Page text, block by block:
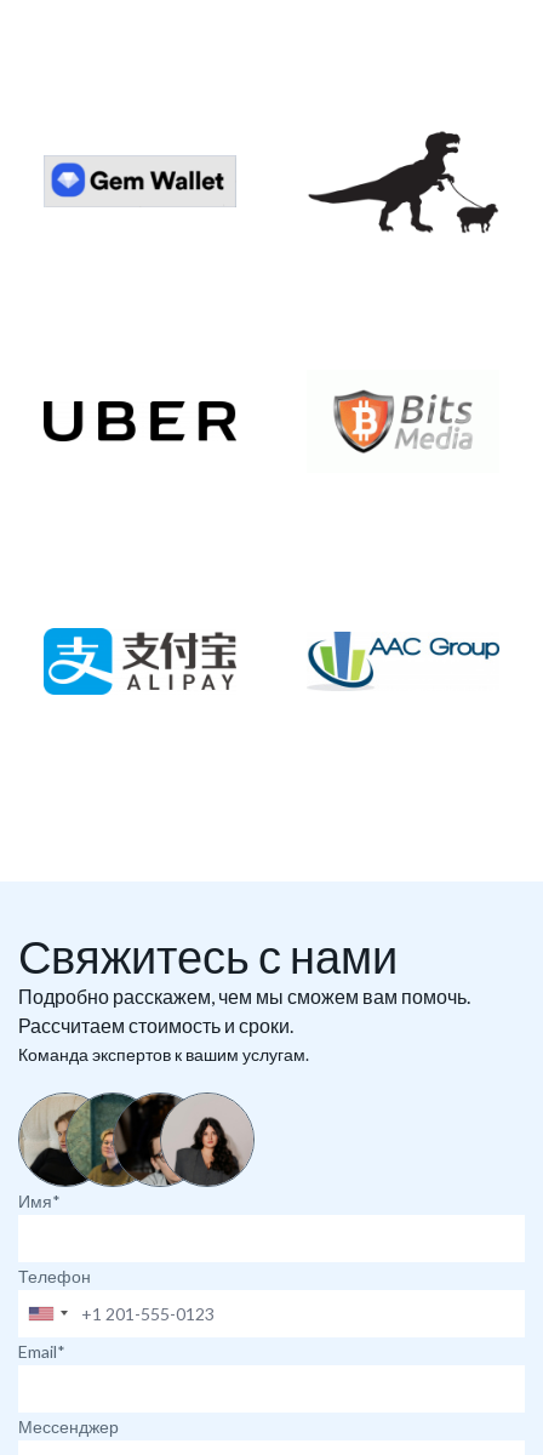
Свяжитесь с нами
Подробно расскажем, чем мы сможем вам помочь.
Рассчитаем стоимость и сроки.
Команда экспертов к вашим услугам.
Имя*
Телефон
Email*
Мессенджер